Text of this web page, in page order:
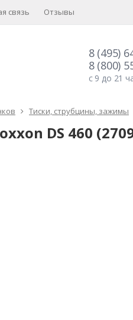
связь Отзывы
8 (495)
8 (800)
с 9 до 21
Тиски, струбцины, зажимы
DS 460